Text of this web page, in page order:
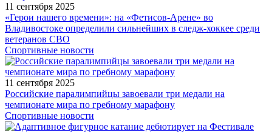
11 сентября 2025
«Герои нашего времени»: на «Фетисов-Арене» во
Владивостоке определили сильнейших в следж-хоккее среди
ветеранов СВО
Спортивные новости
11 сентября 2025
Российские паралимпийцы завоевали три медали на
чемпионате мира по гребному марафону
Спортивные новости